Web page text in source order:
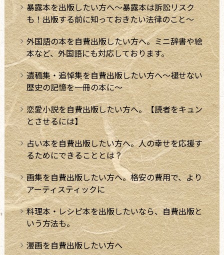
暴露本を出版したい方へ～暴露本は訴訟リスク
も！出版する前に知っておきたい法律のこと～
外国語の本を自費出版したい方へ。ミニ辞書や絵
本など、外国語にも対応しております。
遺稿集・追悼集を自費出版したい方へ～褪せない
歴史の記憶を一冊の本に～
恋愛小説を自費出版したい方へ。【読者をキュン
とさせるには】
占い本を自費出版したい方へ。人の幸せを応援す
るためにできることとは？
画集を自費出版したい方へ。格安の費用で、より
アーティスティックに
料理本・レシピ本を出版したいなら、自費出版と
いう方法も。
漫画を自費出版したい方へ